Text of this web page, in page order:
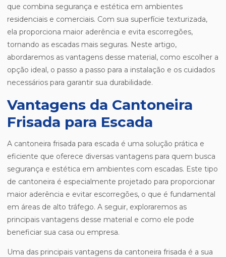
que combina segurança e estética em ambientes
residenciais e comerciais. Com sua superfície texturizada,
ela proporciona maior aderência e evita escorregões,
tornando as escadas mais seguras. Neste artigo,
abordaremos as vantagens desse material, como escolher a
opção ideal, o passo a passo para a instalação e os cuidados
necessários para garantir sua durabilidade.
Vantagens da Cantoneira
Frisada para Escada
A cantoneira frisada para escada é uma solução prática e
eficiente que oferece diversas vantagens para quem busca
segurança e estética em ambientes com escadas. Este tipo
de cantoneira é especialmente projetado para proporcionar
maior aderência e evitar escorregões, o que é fundamental
em áreas de alto tráfego. A seguir, exploraremos as
principais vantagens desse material e como ele pode
beneficiar sua casa ou empresa.
Uma das principais vantagens da cantoneira frisada é a sua